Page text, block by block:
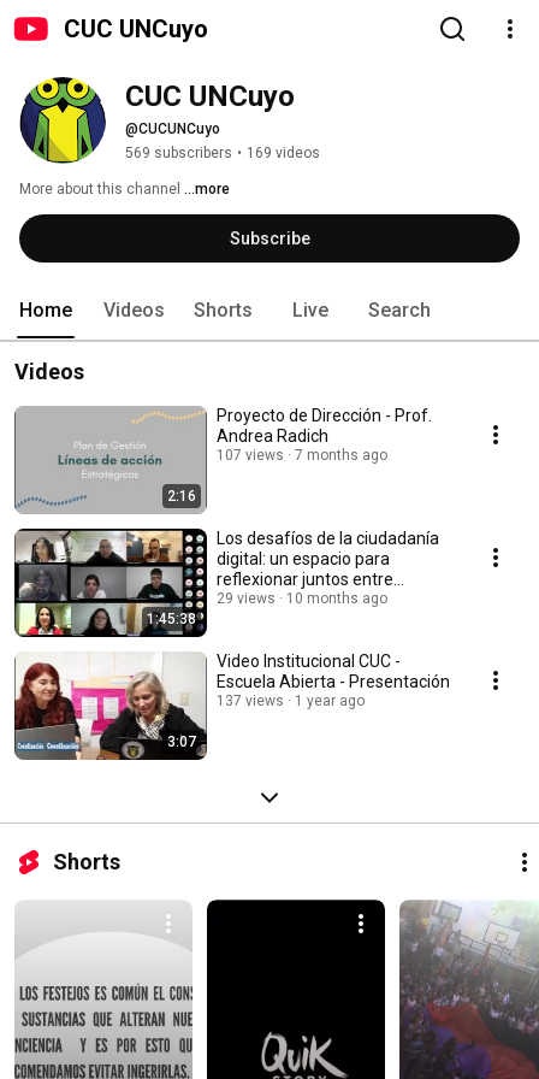
CUC UNCuyo
CUC UNCuyo
@CUCUNCuyo
569 subscribers • 169 videos
More about this channel ...more
Subscribe
Home Videos Shorts Live Search
Videos
2:16
Proyecto de Dirección - Prof.
Andrea Radich
107 views 7 months ago
1:45:38
Los desafíos de la ciudadanía
digital: un espacio para
reflexionar juntos entre
familias y escuela
29 views 10 months ago
3:07
Video Institucional CUC -
Escuela Abierta - Presentación
137 views 1 year ago
Shorts